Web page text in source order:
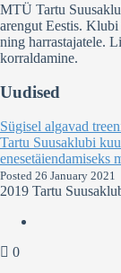
MTÜ Tartu
arengut Eestis.
ning harrastajatele.
korraldamine.
Uudised
Sügisel algavad
Tartu Suusaklubi
enesetäiendamiseks
Posted 26 January 2021
2019 Tartu
0